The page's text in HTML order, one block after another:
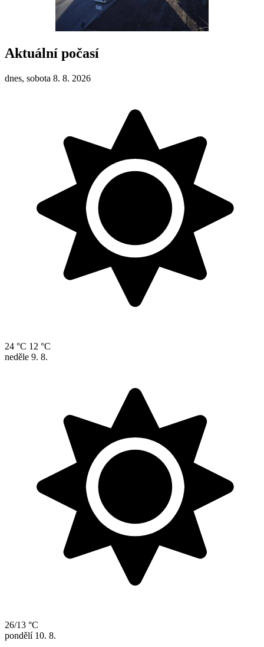
Aktuální počasí
dnes, sobota 8. 8. 2026
24 °C 12 °C
neděle 9. 8.
26/13 °C
pondělí 10. 8.